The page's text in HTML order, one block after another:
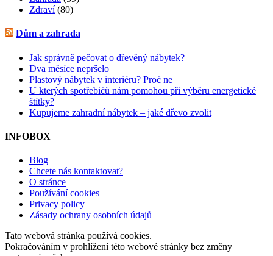
Zdraví(80)
Dům a zahrada
Jak správně pečovat o dřevěný nábytek?
Dva měsíce nepršelo
Plastový nábytek v interiéru? Proč ne
U kterých spotřebičů nám pomohou při výběru energetické
štítky?
Kupujeme zahradní nábytek – jaké dřevo zvolit
INFOBOX
Blog
Chcete nás kontaktovat?
O stránce
Používání cookies
Privacy policy
Zásady ochrany osobních údajů
Tato webová stránka používá cookies.
Pokračováním v prohlížení této webové stránky bez změny